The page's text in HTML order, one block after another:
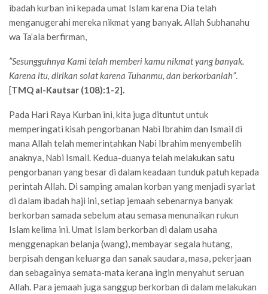
ibadah kurban ini kepada umat Islam karena Dia telah
menganugerahi mereka nikmat yang banyak. Allah Subhanahu
wa Ta’ala berfirman,
”Sesungguhnya Kami telah memberi kamu nikmat yang banyak.
Karena itu, dirikan solat karena Tuhanmu, dan berkorbanlah”.
[TMQ al-Kautsar (108):1-2].
Pada Hari Raya Kurban ini, kita juga dituntut untuk
memperingati kisah pengorbanan Nabi Ibrahim dan Ismail di
mana Allah telah memerintahkan Nabi Ibrahim menyembelih
anaknya, Nabi Ismail. Kedua-duanya telah melakukan satu
pengorbanan yang besar di dalam keadaan tunduk patuh kepada
perintah Allah. Di samping amalan korban yang menjadi syariat
di dalam ibadah haji ini, setiap jemaah sebenarnya banyak
berkorban samada sebelum atau semasa menunaikan rukun
Islam kelima ini. Umat Islam berkorban di dalam usaha
menggenapkan belanja (wang), membayar segala hutang,
berpisah dengan keluarga dan sanak saudara, masa, pekerjaan
dan sebagainya semata-mata kerana ingin menyahut seruan
Allah. Para jemaah juga sanggup berkorban di dalam melakukan